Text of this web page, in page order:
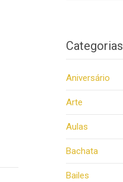
Categorias
Aniversário
Arte
Aulas
Bachata
Bailes